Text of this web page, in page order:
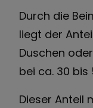
Durch die
liegt der
Duschen
bei ca. 30 bis
Dieser Anteil